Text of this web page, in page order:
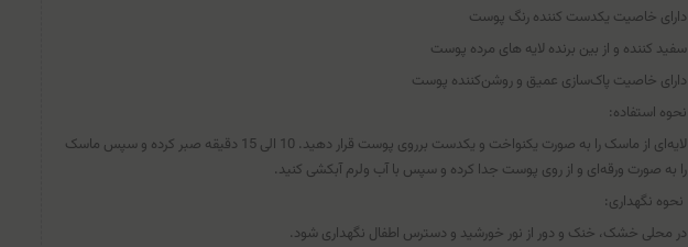
دارای خاصیت یکدست کننده رنگ پوست
سفید کننده و از بین برنده لایه های مرده پوست
دارای خاصیت پاک‌سازی عمیق و روشن‌کننده پوست
نحوه استفاده:
لایه‌ای از ماسک را به صورت یکنواخت و یکدست برروی پوست قرار دهید. 10 الی 15 دقیقه صبر کرده و سپس ماسک
را به صورت ورقه‌ای و از روی پوست جدا کرده و سپس با آب ولرم آبکشی کنید.
نحوه نگهداری:
در محلی خشک، خنک و دور از نور خورشید و دسترس اطفال نگهداری شود.